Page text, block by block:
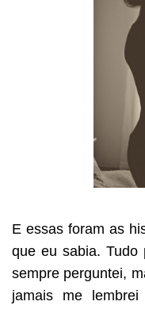
E essas foram as
que eu sabia. Tudo
sempre perguntei,
jamais me